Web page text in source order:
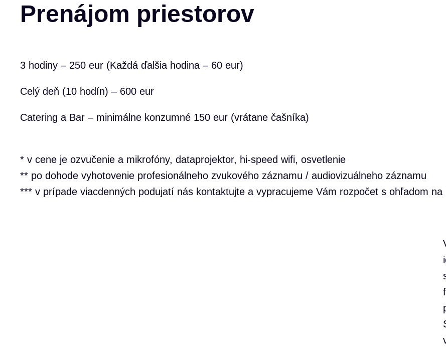
Prenájom priestorov
3 hodiny – 250 eur (Každá ďalšia hodina – 60 eur)
Celý deň (10 hodín) – 600 eur
Catering a Bar – minimálne konzumné 150 eur (vrátane čašníka)
* v cene je ozvučenie a mikrofóny, dataprojektor, hi-speed wifi, osvetlenie
** po dohode vyhotovenie profesionálneho zvukového záznamu / audiovizuálneho záznamu
*** v prípade viacdenných podujatí nás kontaktujte a vypracujeme Vám rozpočet s ohľadom na